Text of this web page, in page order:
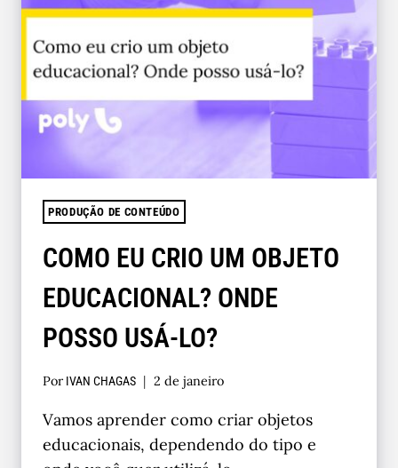
PRODUÇÃO DE CONTEÚDO
COMO EU CRIO UM OBJETO
EDUCACIONAL? ONDE
POSSO USÁ-LO?
Por IVAN CHAGAS 2 de janeiro
Vamos aprender como criar objetos
educacionais, dependendo do tipo e